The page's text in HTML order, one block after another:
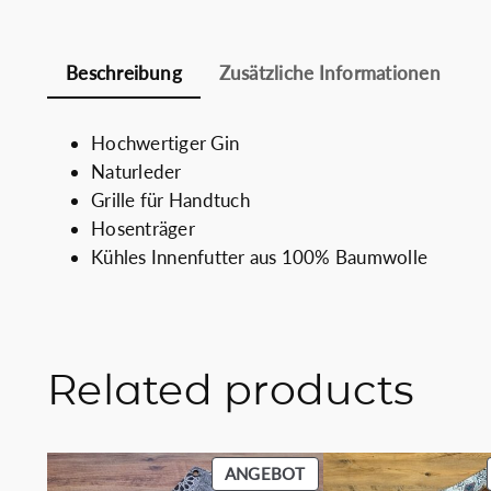
Beschreibung Zusätzliche Informationen
Hochwertiger Gin
Naturleder
Grille für Handtuch
Hosenträger
Kühles Innenfutter aus 100% Baumwolle
Related products
ANGEBOTPRODUKT